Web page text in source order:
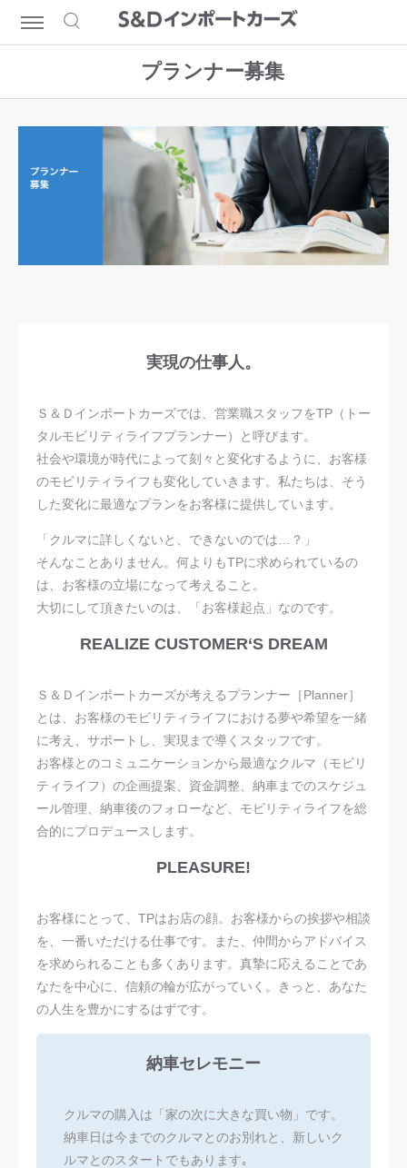
プランナー募集
実現の仕事人。
Ｓ＆Ｄインポートカーズでは、営業職スタッフをTP（トー
タルモビリティライフプランナー）と呼びます。
社会や環境が時代によって刻々と変化するように、お客様
のモビリティライフも変化していきます。私たちは、そう
した変化に最適なプランをお客様に提供しています。
「クルマに詳しくないと、できないのでは…？」
そんなことありません。何よりもTPに求められているの
は、お客様の立場になって考えること。
大切にして頂きたいのは、「お客様起点」なのです。
REALIZE CUSTOMER‘S DREAM
Ｓ＆Ｄインポートカーズが考えるプランナー［Planner］
とは、お客様のモビリティライフにおける夢や希望を一緒
に考え、サポートし、実現まで導くスタッフです。
お客様とのコミュニケーションから最適なクルマ（モビリ
ティライフ）の企画提案、資金調整、納車までのスケジュ
ール管理、納車後のフォローなど、モビリティライフを総
合的にプロデュースします。
PLEASURE!
お客様にとって、TPはお店の顔。お客様からの挨拶や相談
を、一番いただける仕事です。また、仲間からアドバイス
を求められることも多くあります。真摯に応えることであ
なたを中心に、信頼の輪が広がっていく。きっと、あなた
の人生を豊かにするはずです。
納車セレモニー
クルマの購入は「家の次に大きな買い物」です。
納車日は今までのクルマとのお別れと、新しいク
ルマとのスタートでもあります｡